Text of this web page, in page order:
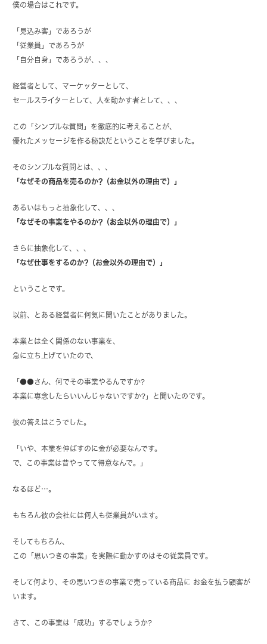
僕の場合はこれです。
「見込み客」であろうが
「従業員」であろうが
「自分自身」であろうが、、、
経営者として、マーケッターとして、
セールスライターとして、人を動かす者として、、、
この「シンプルな質問」を徹底的に考えることが、
優れたメッセージを作る秘訣だということを学びました。
そのシンプルな質問とは、、、
「なぜその商品を売るのか?（お金以外の理由で）」
あるいはもっと抽象化して、、、
「なぜその事業をやるのか?（お金以外の理由で）」
さらに抽象化して、、、
「なぜ仕事をするのか?（お金以外の理由で）」
ということです。
以前、とある経営者に何気に聞いたことがありました。
本業とは全く関係のない事業を、
急に立ち上げていたので、
「●●さん、何でその事業やるんですか?
本業に専念したらいいんじゃないですか?」と聞いたのです。
彼の答えはこうでした。
「いや、本業を伸ばすのに金が必要なんです。
で、この事業は昔やってて得意なんで。」
なるほど…。
もちろん彼の会社には何人も従業員がいます。
そしてもちろん、
この「思いつきの事業」を実際に動かすのはその従業員です。
そして何より、その思いつきの事業で売っている商品に お金を払う顧客が
います。
さて、この事業は「成功」するでしょうか?